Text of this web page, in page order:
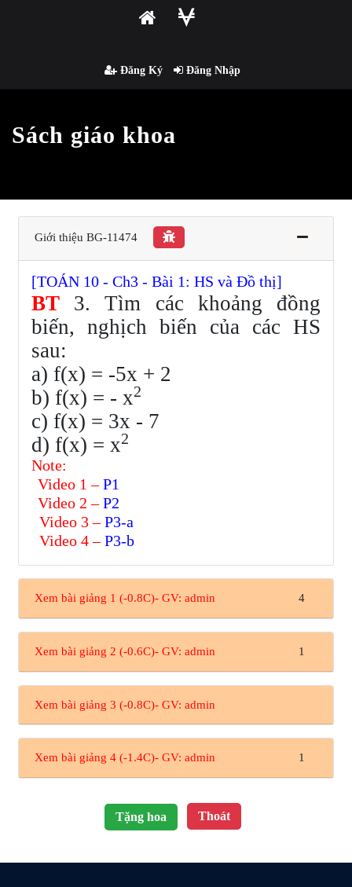
Đăng Ký Đăng Nhập
Sách giáo khoa
Giới thiệu BG-11474
[TOÁN 10 - Ch3 - Bài 1: HS và Đồ thị]
BT 3. Tìm các khoảng đồng
biến, nghịch biến của các HS
sau:
а) f(х) = -5x + 2
b) f(x) = - x2
c) f(х) = 3x - 7
d) f(x) = x2
Note:
Video 1 –P1
Video 2 –P2
Video 3 –P3-a
Video 4 –P3-b
Xem bài giảng 1 (-0.8C)- GV: admin 4
Xem bài giảng 2 (-0.6C)- GV: admin 1
Xem bài giảng 3 (-0.8C)- GV: admin
Xem bài giảng 4 (-1.4C)- GV: admin 1
Tặng hoa Thoát